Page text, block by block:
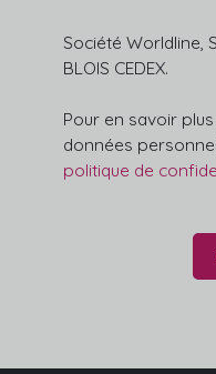
Société Worldline,
BLOIS CEDEX.
Pour en savoir
données
politique de